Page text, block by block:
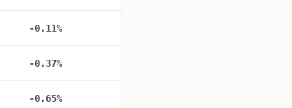
-0.11%
-0.37%
-0.65%